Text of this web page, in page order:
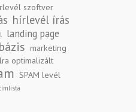
szoftver
hírlevél írás
landing page
marketing
optimalizált
SPAM levél